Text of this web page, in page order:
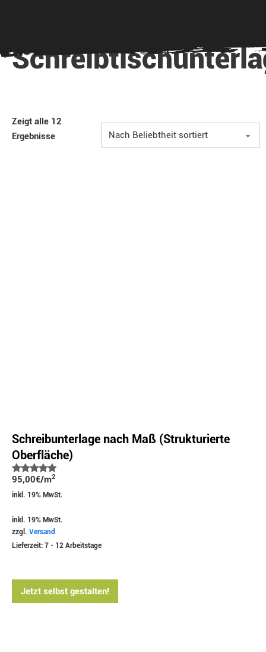
Zeigt alle 12
Ergebnisse
Schreibunterlage nach Maß (Strukturierte
Oberfläche)
Bewertet
mit
5.00
von 5
95,00€/m2
inkl. 19% MwSt.
inkl. 19% MwSt.
zzgl. Versand
Lieferzeit: 7 - 12 Arbeitstage
Jetzt selbst gestalten!